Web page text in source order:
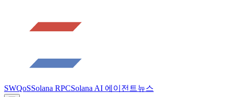
SWQoSSolana RPCSolana AI 에이전트뉴스